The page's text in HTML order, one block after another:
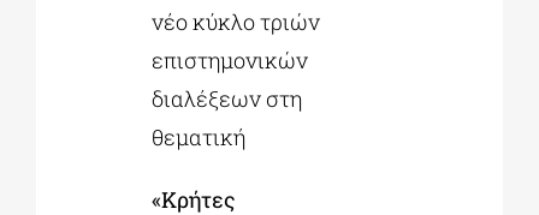
νέο κύκλο τριών
επιστημονικών
διαλέξεων στη
θεματική
«Κρήτες